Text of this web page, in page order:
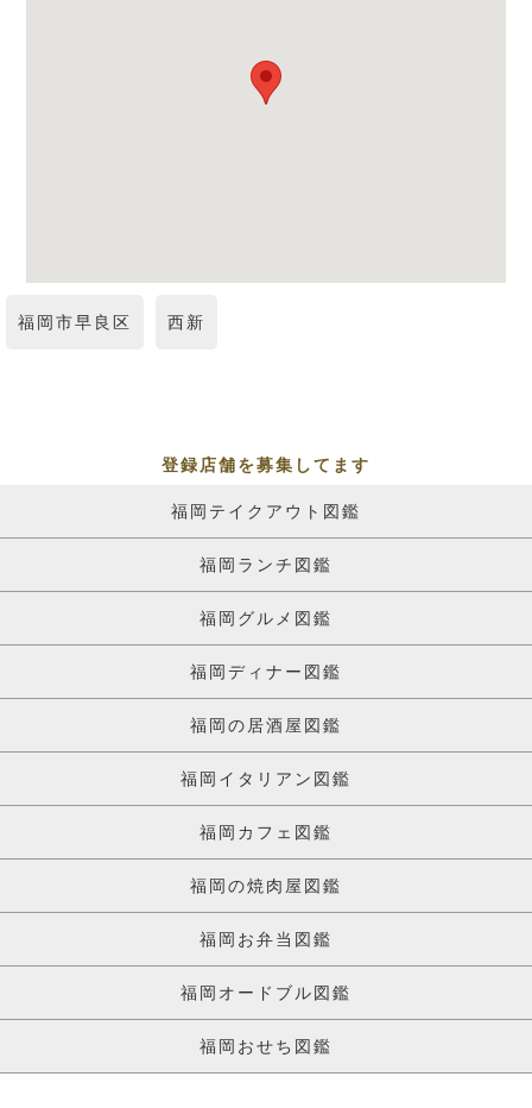
福岡市早良区 西新
登録店舗を募集してます
福岡テイクアウト図鑑
福岡ランチ図鑑
福岡グルメ図鑑
福岡ディナー図鑑
福岡の居酒屋図鑑
福岡イタリアン図鑑
福岡カフェ図鑑
福岡の焼肉屋図鑑
福岡お弁当図鑑
福岡オードブル図鑑
福岡おせち図鑑